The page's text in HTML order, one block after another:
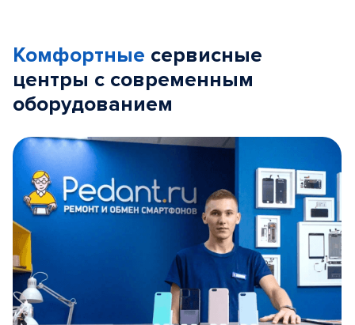
Комфортные сервисные
центры с современным
оборудованием